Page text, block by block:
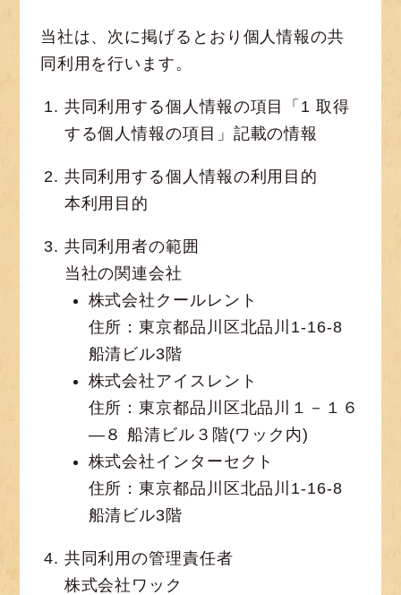
当社は、次に掲げるとおり個人情報の共
同利用を行います。
共同利用する個人情報の項目「1 取得
する個人情報の項目」記載の情報
共同利用する個人情報の利用目的
本利用目的
共同利用者の範囲
当社の関連会社
株式会社クールレント
住所：東京都品川区北品川1-16-8
船清ビル3階
株式会社アイスレント
住所：東京都品川区北品川１－１６
―８ 船清ビル３階(ワック内)
株式会社インターセクト
住所：東京都品川区北品川1-16-8
船清ビル3階
共同利用の管理責任者
株式会社ワック